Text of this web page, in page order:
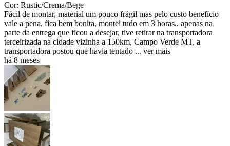
Cor: Rustic/Crema/Bege
Fácil de montar, material um pouco frágil mas pelo custo benefício
vale a pena, fica bem bonita, montei tudo em 3 horas.. apenas na
parte da entrega que ficou a desejar, tive retirar na transportadora
terceirizada na cidade vizinha a 150km, Campo Verde MT, a
transportadora postou que havia tentado ... ver mais
há 8 meses